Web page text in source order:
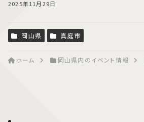
2025年11月29日
岡山県 真庭市
ホーム 岡山県内のイベント情報